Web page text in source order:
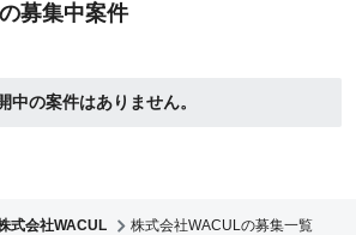
募集中案件
中の案件はありません。
式会社WACUL 株式会社WACULの募集一覧